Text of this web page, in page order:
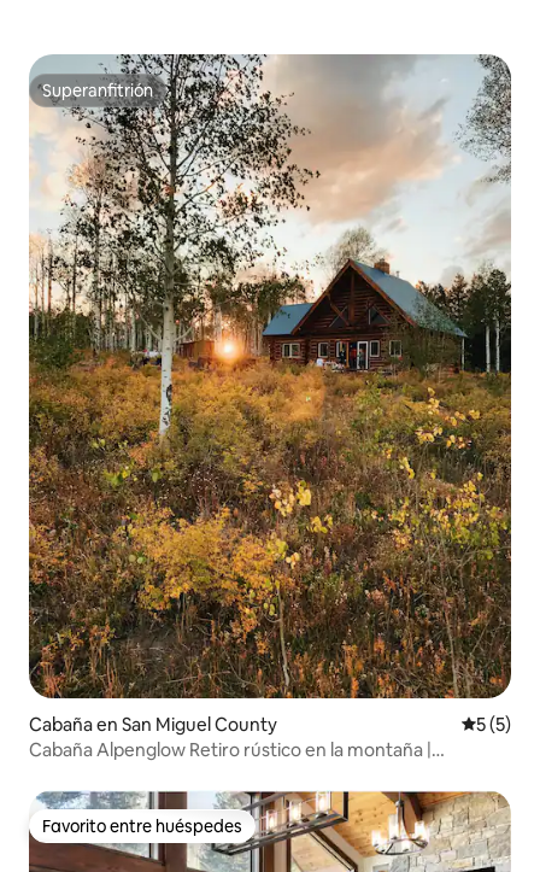
Superanfitrión
Superanfitrión
Cabaña en San Miguel County
5 (5)
Cabaña Alpenglow Retiro rústico en la montaña |
Favorito entre huéspedes
Favorito entre huéspedes